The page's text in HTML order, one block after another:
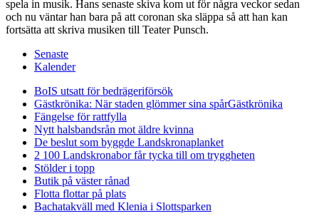
spela in musik. Hans senaste skiva kom ut för några veckor sedan
och nu väntar han bara på att coronan ska släppa så att han kan
fortsätta att skriva musiken till Teater Punsch.
Senaste
Kalender
BoIS utsatt för bedrägeriförsök
Gästkrönika: När staden glömmer sina spårGästkrönika
Fängelse för rattfylla
Nytt halsbandsrån mot äldre kvinna
De beslut som byggde Landskronaplanket
2 100 Landskronabor får tycka till om tryggheten
Stölder i topp
Butik på väster rånad
Flotta flottar på plats
Bachatakväll med Klenia i Slottsparken